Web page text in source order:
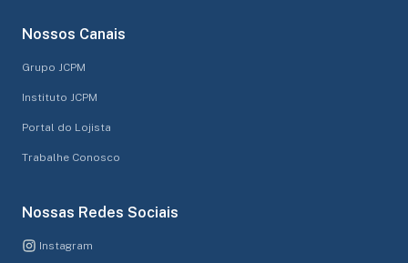
Nossos Canais
Grupo JCPM
Instituto JCPM
Portal do Lojista
Trabalhe Conosco
Nossas Redes Sociais
Instagram